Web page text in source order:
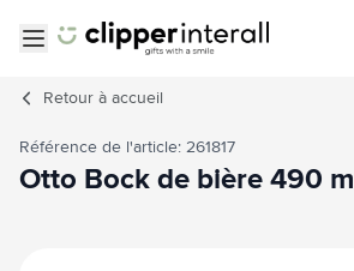
Retour à accueil
Référence de l'article: 261817
Otto Bock de bière 490 ml